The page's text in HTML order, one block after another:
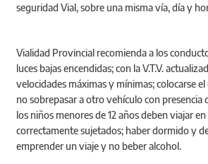
seguridad Vial, sobre una misma vía, día y
Vialidad Provincial recomienda a los
luces bajas encendidas; con la V.T.V.
velocidades máximas y mínimas; colocarse
no sobrepasar a otro vehículo con presencia
los niños menores de 12 años deben viajar
correctamente sujetados; haber dormido y
emprender un viaje y no beber alcohol.